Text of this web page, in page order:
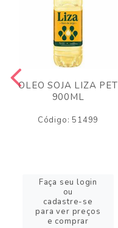
OLEO SOJA LIZA PET
900ML
Código: 51499
Faça seu login
ou
cadastre-se
para ver preços
e comprar